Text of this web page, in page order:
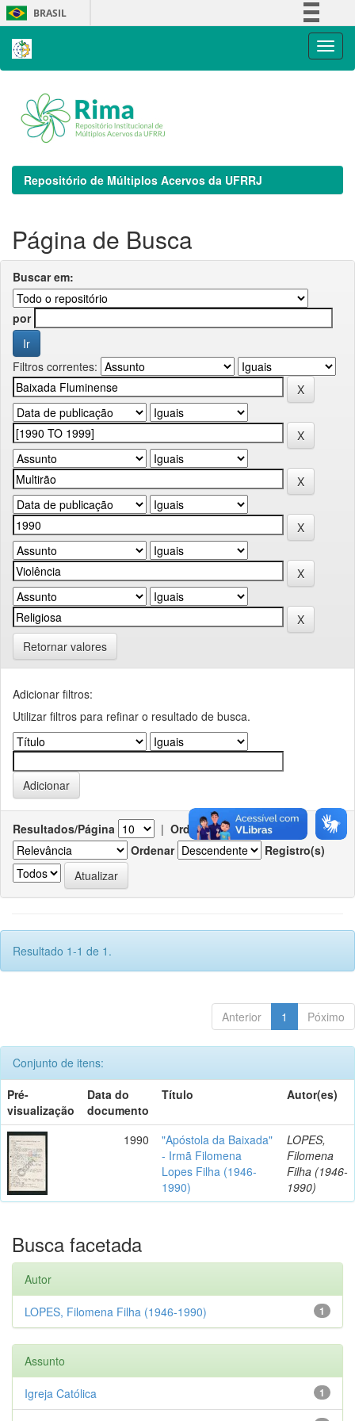
Skip
navigation
BRASIL
Repositório de Múltiplos Acervos da UFRRJ
Página de Busca
Buscar em:
por
Filtros correntes:
Retornar valores
Adicionar filtros:
Utilizar filtros para refinar o resultado de busca.
Resultados/Página | Ordenar registros por
Ordenar
Registro(s)
Resultado 1-1 de 1.
Anterior 1 Póximo
Conjunto de itens:
Pré-
visualização
Data do
documento
Título Autor(es)
1990
"Apóstola da Baixada"
- Irmã Filomena
Lopes Filha (1946-
1990)
LOPES,
Filomena
Filha (1946-
1990)
Busca facetada
Autor
1
LOPES, Filomena Filha (1946-1990)
Assunto
1
Igreja Católica